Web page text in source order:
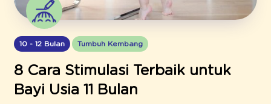
10 - 12 Bulan Tumbuh Kembang
8 Cara Stimulasi Terbaik untuk
Bayi Usia 11 Bulan